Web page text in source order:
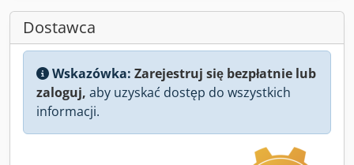
Dostawca
Wskazówka: Zarejestruj się bezpłatnie lub
zaloguj, aby uzyskać dostęp do wszystkich
informacji.